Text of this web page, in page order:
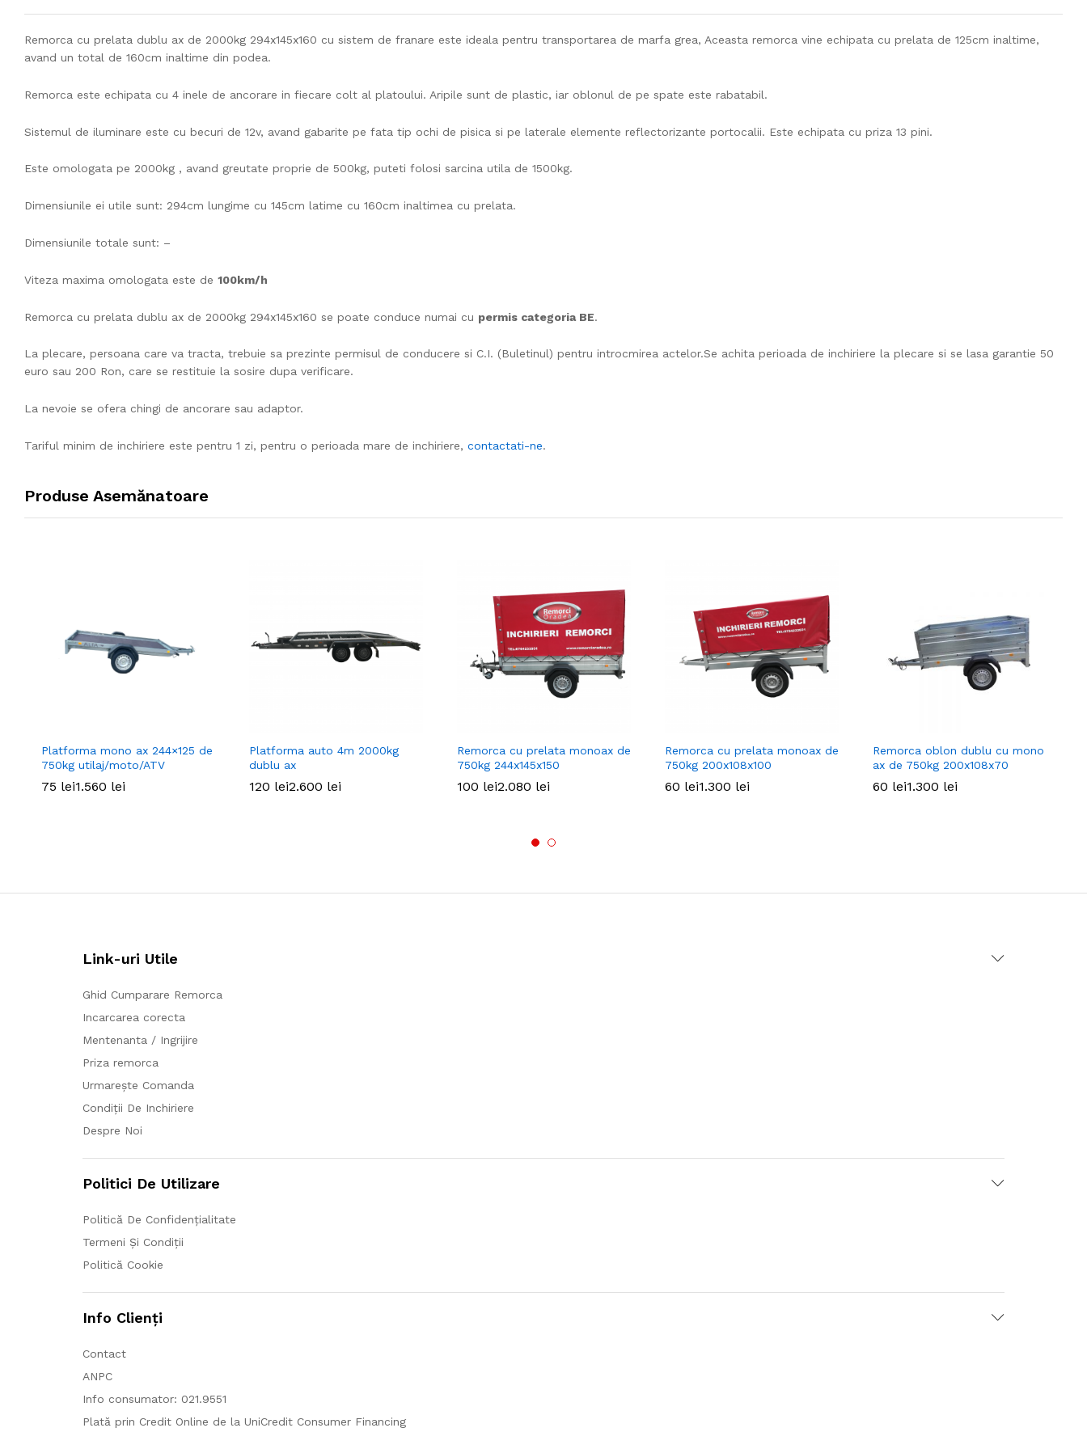
Remorca cu prelata dublu ax de 2000kg 294x145x160 cu sistem de franare este ideala pentru transportarea de marfa grea, Aceasta remorca vine echipata cu prelata de 125cm inaltime,
avand un total de 160cm inaltime din podea.
Remorca este echipata cu 4 inele de ancorare in fiecare colt al platoului. Aripile sunt de plastic, iar oblonul de pe spate este rabatabil.
Sistemul de iluminare este cu becuri de 12v, avand gabarite pe fata tip ochi de pisica si pe laterale elemente reflectorizante portocalii. Este echipata cu priza 13 pini.
Este omologata pe 2000kg , avand greutate proprie de 500kg, puteti folosi sarcina utila de 1500kg.
Dimensiunile ei utile sunt: 294cm lungime cu 145cm latime cu 160cm inaltimea cu prelata.
Dimensiunile totale sunt: –
Viteza maxima omologata este de 100km/h
Remorca cu prelata dublu ax de 2000kg 294x145x160 se poate conduce numai cu permis categoria BE.
La plecare, persoana care va tracta, trebuie sa prezinte permisul de conducere si C.I. (Buletinul) pentru introcmirea actelor.Se achita perioada de inchiriere la plecare si se lasa garantie 50
euro sau 200 Ron, care se restituie la sosire dupa verificare.
La nevoie se ofera chingi de ancorare sau adaptor.
Tariful minim de inchiriere este pentru 1 zi, pentru o perioada mare de inchiriere, contactati-ne.
Produse Asemănatoare
Platforma mono ax 244×125 de
750kg utilaj/moto/ATV
75 lei1.560 lei
75 lei1.560 lei
Platforma auto 4m 2000kg
dublu ax
120 lei2.600 lei
120 lei2.600 lei
Remorca cu prelata monoax de
750kg 244x145x150
100 lei2.080 lei
100 lei2.080 lei
Remorca cu prelata monoax de
750kg 200x108x100
60 lei1.300 lei
60 lei1.300 lei
Remorca oblon dublu cu mono
ax de 750kg 200x108x70
60 lei1.300 lei
60 lei1.300 lei
Link-uri Utile
Ghid Cumparare Remorca
Incarcarea corecta
Mentenanta / Ingrijire
Priza remorca
Urmarește Comanda
Condiții De Inchiriere
Despre Noi
Politici De Utilizare
Politică De Confidențialitate
Termeni Și Condiții
Politică Cookie
Info Clienți
Contact
ANPC
Info consumator: 021.9551
Plată prin Credit Online de la UniCredit Consumer Financing